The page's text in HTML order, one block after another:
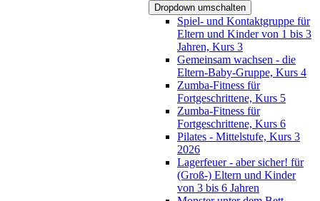
Dropdown umschalten
Spiel- und Kontaktgruppe für
Eltern und Kinder von 1 bis 3
Jahren, Kurs 3
Gemeinsam wachsen - die
Eltern-Baby-Gruppe, Kurs 4
Zumba-Fitness für
Fortgeschrittene, Kurs 5
Zumba-Fitness für
Fortgeschrittene, Kurs 6
Pilates - Mittelstufe, Kurs 3
2026
Lagerfeuer - aber sicher! für
(Groß-) Eltern und Kinder
von 3 bis 6 Jahren